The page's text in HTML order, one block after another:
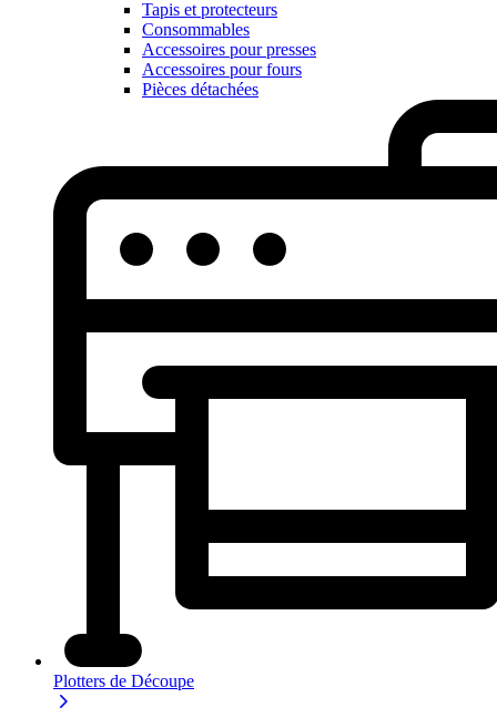
Tapis et protecteurs
Consommables
Accessoires pour presses
Accessoires pour fours
Pièces détachées
Plotters de Découpe